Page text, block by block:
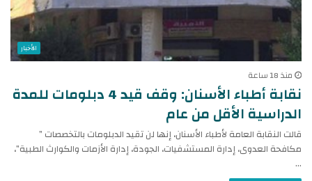
الأخبار
منذ 18 ساعة
نقابة أطباء الأسنان: وقف قيد 4 دبلومات للمدة
الدراسية الأقل من عام
قالت النقابة العامة لأطباء الأسنان، إنها لن تقيد الدبلومات بالتخصصات ”
مكافحة العدوى، إدارة المستشفيات، الجودة، إدارة الأزمات والكوارث الطبية”،
…